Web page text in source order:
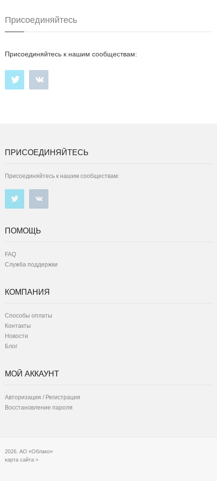
Присоединяйтесь
Присоединяйтесь к нашим сообществам:
ПРИСОЕДИНЯЙТЕСЬ
Присоединяйтесь к нашим сообществам:
ПОМОЩЬ
FAQ
Служба поддержки
КОМПАНИЯ
Способы оплаты
Контакты
Новости
Блог
МОЙ АККАУНТ
Авторизация / Регистрация
Восстановление пароля
2026. АО «Облако»
карта сайта >